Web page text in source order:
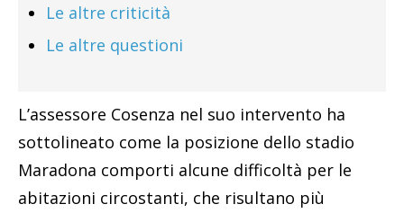
Le altre criticità
Le altre questioni
L’assessore Cosenza nel suo intervento ha
sottolineato come la posizione dello stadio
Maradona comporti alcune difficoltà per le
abitazioni circostanti, che risultano più